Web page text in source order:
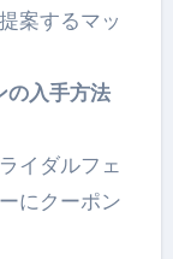
案するマッ
の入手方法
イダルフェ
にクーポン